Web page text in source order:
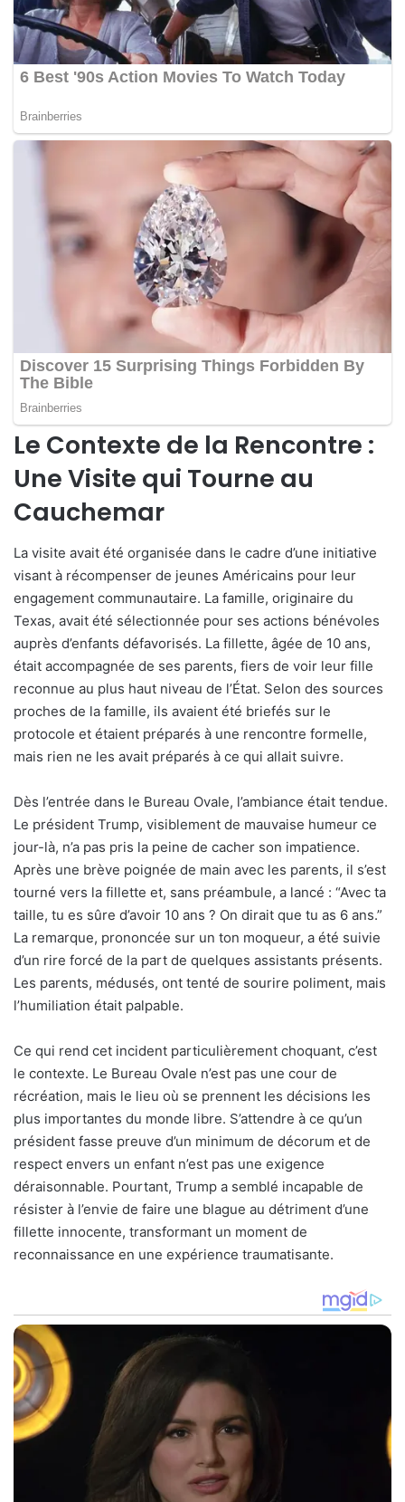
Le Contexte de la Rencontre :
Une Visite qui Tourne au
Cauchemar
La visite avait été organisée dans le cadre d’une initiative
visant à récompenser de jeunes Américains pour leur
engagement communautaire. La famille, originaire du
Texas, avait été sélectionnée pour ses actions bénévoles
auprès d’enfants défavorisés. La fillette, âgée de 10 ans,
était accompagnée de ses parents, fiers de voir leur fille
reconnue au plus haut niveau de l’État. Selon des sources
proches de la famille, ils avaient été briefés sur le
protocole et étaient préparés à une rencontre formelle,
mais rien ne les avait préparés à ce qui allait suivre.
Dès l’entrée dans le Bureau Ovale, l’ambiance était tendue.
Le président Trump, visiblement de mauvaise humeur ce
jour-là, n’a pas pris la peine de cacher son impatience.
Après une brève poignée de main avec les parents, il s’est
tourné vers la fillette et, sans préambule, a lancé : “Avec ta
taille, tu es sûre d’avoir 10 ans ? On dirait que tu as 6 ans.”
La remarque, prononcée sur un ton moqueur, a été suivie
d’un rire forcé de la part de quelques assistants présents.
Les parents, médusés, ont tenté de sourire poliment, mais
l’humiliation était palpable.
Ce qui rend cet incident particulièrement choquant, c’est
le contexte. Le Bureau Ovale n’est pas une cour de
récréation, mais le lieu où se prennent les décisions les
plus importantes du monde libre. S’attendre à ce qu’un
président fasse preuve d’un minimum de décorum et de
respect envers un enfant n’est pas une exigence
déraisonnable. Pourtant, Trump a semblé incapable de
résister à l’envie de faire une blague au détriment d’une
fillette innocente, transformant un moment de
reconnaissance en une expérience traumatisante.